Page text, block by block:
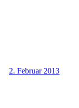
2. Februar 2013